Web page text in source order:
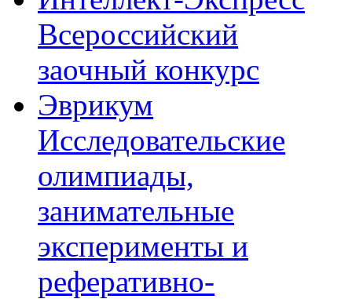
Всероссийский
заочный конкурс
Эврикум
Исследовательские
олимпиады,
занимательные
эксперименты и
реферативно-